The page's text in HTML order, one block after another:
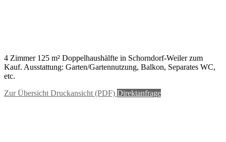
4 Zimmer 125 m² Doppelhaushälfte in Schorndorf-Weiler zum
Kauf. Ausstattung: Garten/Gartennutzung, Balkon, Separates WC,
etc.
Zur ÜbersichtDruckansicht (PDF) Direktanfrage